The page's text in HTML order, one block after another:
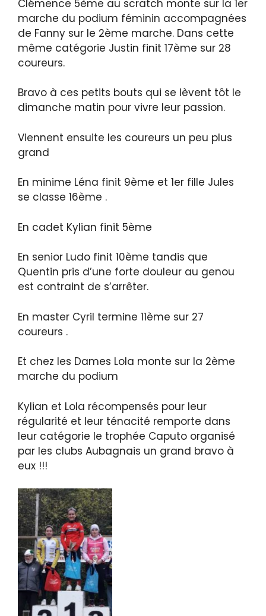
Clémence 5ème au scratch monte sur la 1er
marche du podium féminin accompagnées
de Fanny sur le 2ème marche. Dans cette
même catégorie Justin finit 17ème sur 28
coureurs.
Bravo à ces petits bouts qui se lèvent tôt le
dimanche matin pour vivre leur passion.
Viennent ensuite les coureurs un peu plus
grand
En minime Léna finit 9ème et 1er fille Jules
se classe 16ème .
En cadet Kylian finit 5ème
En senior Ludo finit 10ème tandis que
Quentin pris d’une forte douleur au genou
est contraint de s’arrêter.
En master Cyril termine 11ème sur 27
coureurs .
Et chez les Dames Lola monte sur la 2ème
marche du podium
Kylian et Lola récompensés pour leur
régularité et leur ténacité remporte dans
leur catégorie le trophée Caputo organisé
par les clubs Aubagnais un grand bravo à
eux !!!